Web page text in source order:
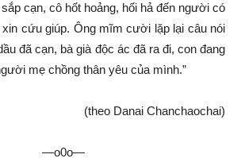
cạn, cô hốt hoảng, hối hả đến người có
cứu giúp. Ông mĩm cười lặp lại câu nói
đã cạn, bà già độc ác đã ra đi, con đang
mẹ chồng thân yêu của mình.”
(theo Danai Chanchaochai)
—o0o—